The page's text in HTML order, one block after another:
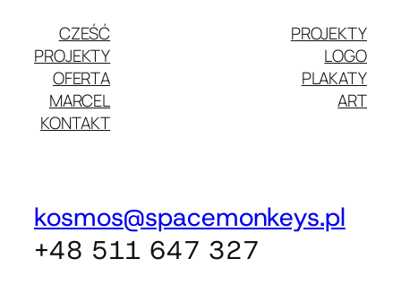
CZEŚĆ
PROJEKTY
OFERTA
MARCEL
KONTAKT
PROJEKTY
LOGO
PLAKATY
ART
kosmos@spacemonkeys.pl
+48 511 647 327